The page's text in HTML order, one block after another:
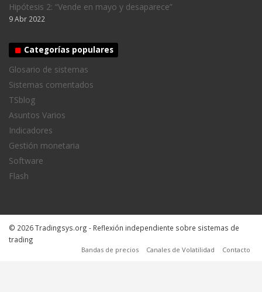
Hipótesis 2: “Vende en mayo y desaparece”
9 Abr 2022
Categorías populares
Glosario de sistemas
Sistemas comentados
TSblog
Asuntos Varios
Indicadores
Gestión monetaria
Software
Flash
© 2026 Tradingsys.org - Reflexión independiente sobre sistemas de
trading
Bandas de precios Canales de Volatilidad Contacto